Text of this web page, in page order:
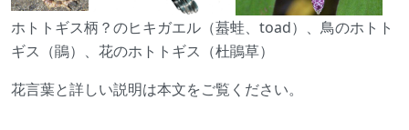
ホトトギス柄？のヒキガエル（蟇蛙、toad）、鳥のホトト
ギス（鵑）、花のホトトギス（杜鵑草）
花言葉と詳しい説明は本文をご覧ください。